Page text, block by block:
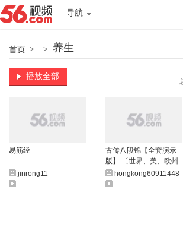
导航
首页 > > 养生
播放全部
易筋经
jinrong11
古传八段锦【全套演示
版】 〔世界、美、欧州
杯等比赛国际裁判杨逢
时老饰演練、示範〕
hongkong60911448